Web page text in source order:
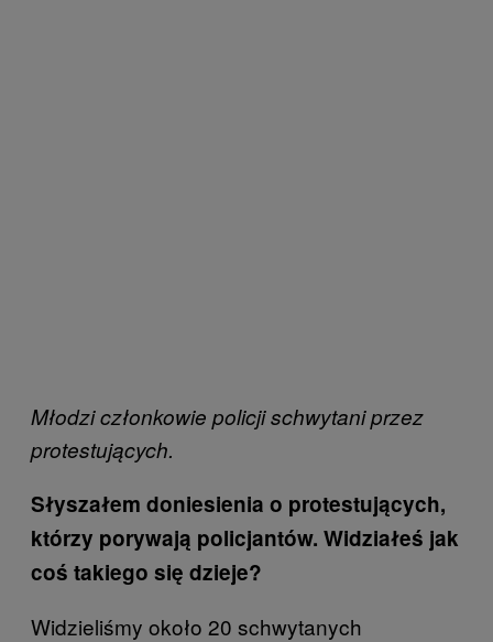
Młodzi członkowie policji schwytani przez
protestujących.
Słyszałem doniesienia o protestujących,
którzy porywają policjantów. Widziałeś jak
coś takiego się dzieje?
Widzieliśmy około 20 schwytanych